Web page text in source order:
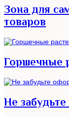
Зона для
товаров
Горшечные
Не